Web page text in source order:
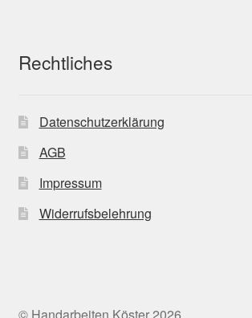
Rechtliches
Datenschutzerklärung
AGB
Impressum
Widerrufsbelehrung
© Handarbeiten Köster 2026